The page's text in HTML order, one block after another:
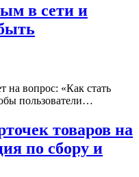
в сети и
на вопрос: «Как стать
пользователи…
товаров на
по сбору и